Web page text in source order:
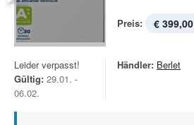
Preis: € 399,00
Leider verpasst!
Gültig: 29.01. -
06.02.
Händler: Berlet